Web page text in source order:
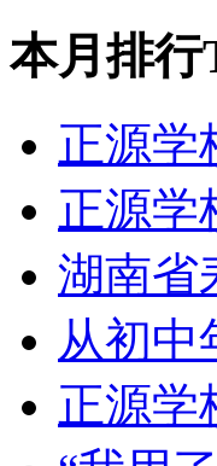
本月排行
正源学
正源学
湖南省
从初
正源